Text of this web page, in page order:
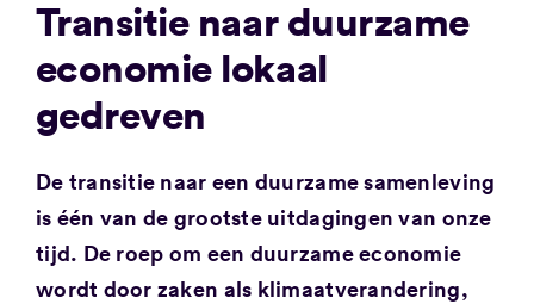
Transitie naar duurzame
economie lokaal
gedreven
De transitie naar een duurzame samenleving
is één van de grootste uitdagingen van onze
tijd. De roep om een duurzame economie
wordt door zaken als klimaatverandering,